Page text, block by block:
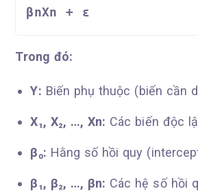
βnXn + ε
Trong đó:
Y: Biến phụ thuộc (biến cần
X₁, X₂, …, Xn: Các biến độc
β₀: Hằng số hồi quy
β₁, β₂, …, βn: Các hệ số hồi